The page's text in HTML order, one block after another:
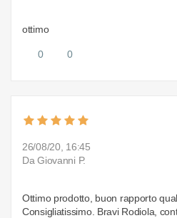
ottimo
0 0
26/08/20, 16:45
Da Giovanni P.
Ottimo prodotto, buon rapporto
Consigliatissimo. Bravi Rodiola,